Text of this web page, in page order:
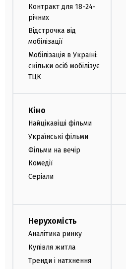
Контракт для 18-24-
річних
Відстрочка від
мобілізації
Мобілізація в Україні:
скільки осіб мобілізує
ТЦК
Кіно
Найцікавіші фільми
Українські фільми
Фільми на вечір
Комедії
Серіали
Нерухомість
Аналітика ринку
Купівля житла
Тренди і натхнення